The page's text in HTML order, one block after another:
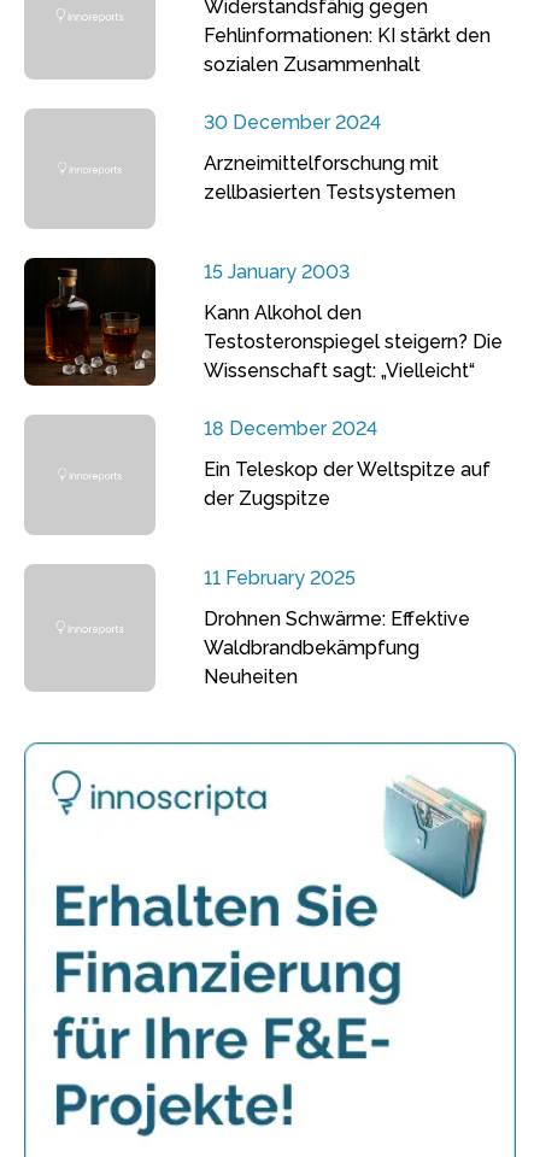
Widerstandsfähig gegen
Fehlinformationen: KI stärkt den
sozialen Zusammenhalt
30 December 2024
Arzneimittelforschung mit
zellbasierten Testsystemen
15 January 2003
Kann Alkohol den
Testosteronspiegel steigern? Die
Wissenschaft sagt: „Vielleicht“
18 December 2024
Ein Teleskop der Weltspitze auf
der Zugspitze
11 February 2025
Drohnen Schwärme: Effektive
Waldbrandbekämpfung
Neuheiten